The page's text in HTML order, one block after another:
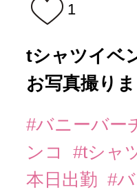
1
tシャツイベ
お写真撮り
#バニーバー
ンコ
#tシャ
本日出勤 #